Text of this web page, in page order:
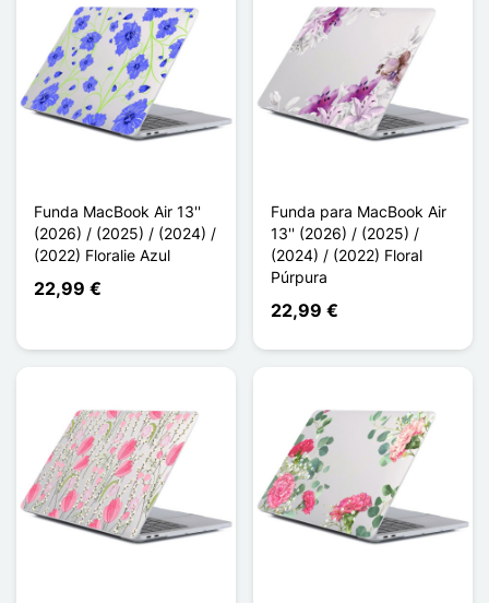
Funda MacBook Air 13''
(2026) / (2025) / (2024) /
(2022) Floralie Azul
22,99 €
Funda para MacBook Air
13'' (2026) / (2025) /
(2024) / (2022) Floral
Púrpura
22,99 €